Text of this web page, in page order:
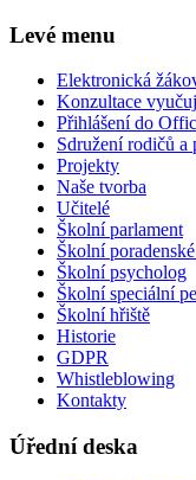
Levé menu
Elektronická
Konzultace
Přihlášení do
Sdružení rodičů a
Projekty
Naše tvorba
Učitelé
Školní parlament
Školní
Školní psycholog
Školní speciální
Školní hřiště
Historie
GDPR
Whistleblowing
Kontakty
Úřední deska